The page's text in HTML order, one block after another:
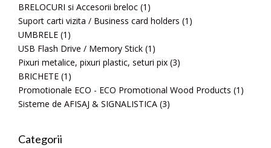
BRELOCURI si Accesorii breloc (1)
Suport carti vizita / Business card holders (1)
UMBRELE (1)
USB Flash Drive / Memory Stick (1)
Pixuri metalice, pixuri plastic, seturi pix (3)
BRICHETE (1)
Promotionale ECO - ECO Promotional Wood Products (1)
Sisteme de AFISAJ & SIGNALISTICA (3)
Categorii